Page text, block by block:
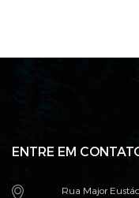
ENTRE EM
Rua Major